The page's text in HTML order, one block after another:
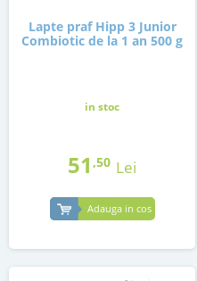
Lapte praf Hipp 3 Junior
Combiotic de la 1 an 500 g
in stoc
51 ,50 Lei
Adauga in cos